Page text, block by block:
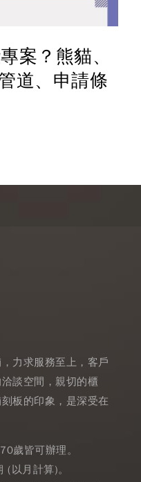
案？熊貓、
道、申請條
力求服務至上，客戶
談空間，親切的櫃
板的印象，是深受在
歲皆可辦理。
以月計算)。